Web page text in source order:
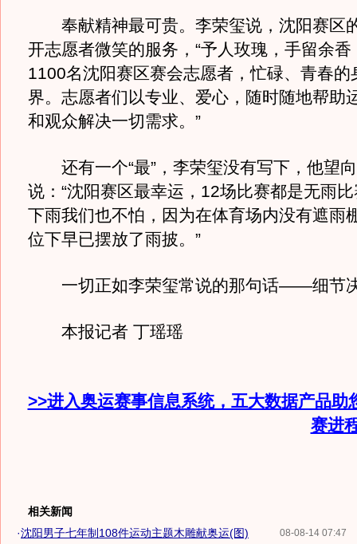
奉献精神最可贵。李荣玺说，沈阳赛区
开志愿者微笑的服务，“予人玫瑰，手留余
1100名沈阳赛区赛会志愿者，忙碌、青春的
界。志愿者们以专业、爱心，随时随地帮助
和观众解决一切需求。”
还有一个“最”，李荣玺没有写下，他望
说：“沈阳赛区最幸运，12场比赛都是无雨
下雨我们也不怕，因为在体育场内没有遮雨
位下早已摆放了雨披。”
一切正如李荣玺常说的那句话——细节
本报记者 丁瑶瑶
>>进入奥运赛事信息系统，五大数据产品助
赛进
相关新闻
08-08-14 07:47
·沈阳男子七年制108件运动主题木雕献奥运(图)